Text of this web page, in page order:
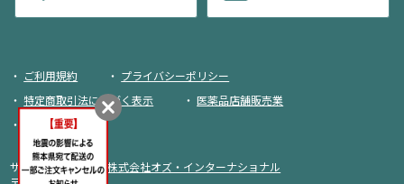
ご利用規約
プライバシーポリシー
特定商取引法に基づく表示
医薬品店舗販売業
荷物追跡
サイト運営・企画： 株式会社オズ・インターナショナル